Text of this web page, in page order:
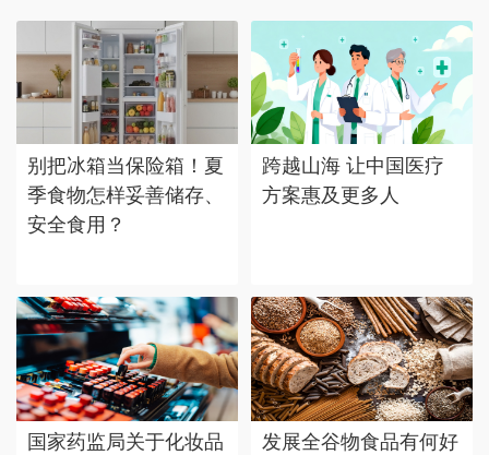
别把冰箱当保险箱！夏
季食物怎样妥善储存、
安全食用？
跨越山海 让中国医疗
方案惠及更多人
国家药监局关于化妆品
发展全谷物食品有何好